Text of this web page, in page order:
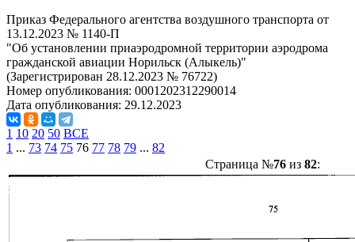
Приказ Федерального агентства воздушного транспорта от
13.12.2023 № 1140-П
"Об установлении приаэродромной территории аэродрома
гражданской авиации Норильск (Алыкель)"
(Зарегистрирован 28.12.2023 № 76722)
Номер опубликования: 0001202312290014
Дата опубликования: 29.12.2023
1 10 20 50 ВСЕ
1 ... 73 74 75 76 77 78 79 ... 82
Страница №76из 82: